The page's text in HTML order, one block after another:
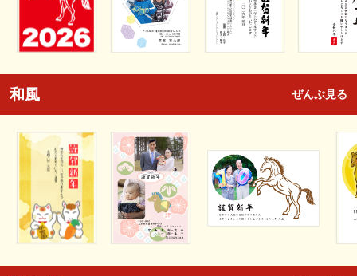
和風 ぜんぶ見る